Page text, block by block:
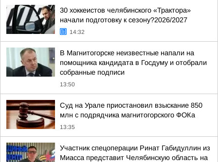
30 хоккеистов челябинского «Трактора»
начали подготовку к сезону?2026/2027
14:32
В Магнитогорске неизвестные напали на
помощника кандидата в Госдуму и отобрали
собранные подписи
13:50
Суд на Урале приостановил взыскание 850
млн с подрядчика магнитогорского ФОКа
13:35
Участник спецоперации Ринат Габидуллин из
Миасса представит Челябинскую область на